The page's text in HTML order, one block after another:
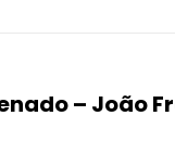
– João